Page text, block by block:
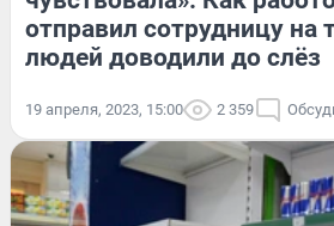
отправил сотрудницу на
людей доводили до слёз
19 апреля, 2023, 15:00 2 359